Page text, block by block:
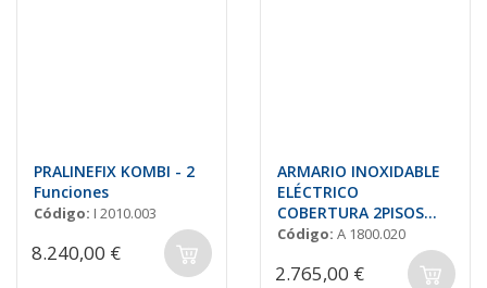
PRALINEFIX KOMBI - 2
Funciones
Código: I 2010.003
8.240,00 €
ARMARIO INOXIDABLE
ELÉCTRICO
COBERTURA 2PISOS
855x420x617 cm.
Código: A 1800.020
2.765,00 €